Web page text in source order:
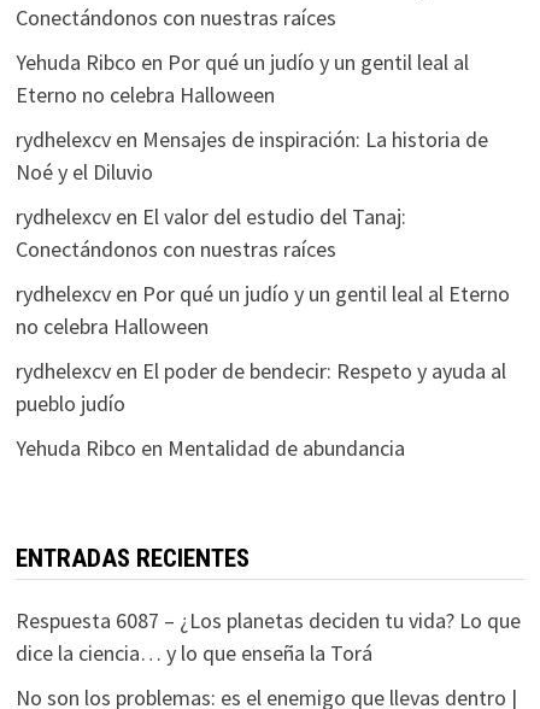
Conectándonos con nuestras raíces
Yehuda Ribco en Por qué un judío y un gentil leal al
Eterno no celebra Halloween
rydhelexcven Mensajes de inspiración: La historia de
Noé y el Diluvio
rydhelexcven El valor del estudio del Tanaj:
Conectándonos con nuestras raíces
rydhelexcven Por qué un judío y un gentil leal al Eterno
no celebra Halloween
rydhelexcven El poder de bendecir: Respeto y ayuda al
pueblo judío
Yehuda Ribco en Mentalidad de abundancia
ENTRADAS RECIENTES
Respuesta 6087 – ¿Los planetas deciden tu vida? Lo que
dice la ciencia… y lo que enseña la Torá
No son los problemas: es el enemigo que llevas dentro |